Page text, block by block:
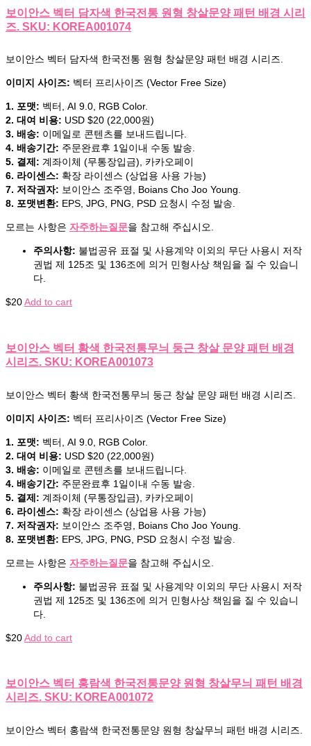
보이안스 벡터 담자색 한국전통 원형 창살문양 패턴 배경 시리
즈. SKU: KOREA001074
보이안스 벡터 담자색 한국전통 원형 창살문양 패턴 배경 시리즈.
이미지 사이즈: 벡터 프리사이즈 (Vector Free Size)
1. 포맷: 벡터, AI 9.0, RGB Color.
2. 대여 비용: USD $20 (22,000원)
3. 배송: 이메일로 콘텐츠를 보내드립니다.
4. 배송기간: 주문완료후 1일이내 수동 발송.
5. 결제: 계좌이체 (무통장입금), 카카오페이
6. 라이센스: 확장 라이센스 (상업용 사용 가능)
7. 저작권자: 보이안스 조주영, Boians Cho Joo Young.
8. 포맷변환: EPS, JPG, PNG, PSD 요청시 수정 발송.
모르는 사항은 자주하는질문을 참고해 주십시오.
주의사항: 불법공유 표절 및 사용계약 이외의 무단 사용시 저작
권법 제 125조 및 136조에 의거 민형사상 책임을 질 수 있습니
다.
$20Add to cart
보이안스 벡터 황색 한국전통무늬 둥근 창살 문양 패턴 배경
시리즈. SKU: KOREA001073
보이안스 벡터 황색 한국전통무늬 둥근 창살 문양 패턴 배경 시리즈.
이미지 사이즈: 벡터 프리사이즈 (Vector Free Size)
1. 포맷: 벡터, AI 9.0, RGB Color.
2. 대여 비용: USD $20 (22,000원)
3. 배송: 이메일로 콘텐츠를 보내드립니다.
4. 배송기간: 주문완료후 1일이내 수동 발송.
5. 결제: 계좌이체 (무통장입금), 카카오페이
6. 라이센스: 확장 라이센스 (상업용 사용 가능)
7. 저작권자: 보이안스 조주영, Boians Cho Joo Young.
8. 포맷변환: EPS, JPG, PNG, PSD 요청시 수정 발송.
모르는 사항은 자주하는질문을 참고해 주십시오.
주의사항: 불법공유 표절 및 사용계약 이외의 무단 사용시 저작
권법 제 125조 및 136조에 의거 민형사상 책임을 질 수 있습니
다.
$20Add to cart
보이안스 벡터 홍람색 한국전통문양 원형 창살무늬 패턴 배경
시리즈. SKU: KOREA001072
보이안스 벡터 홍람색 한국전통문양 원형 창살무늬 패턴 배경 시리즈.